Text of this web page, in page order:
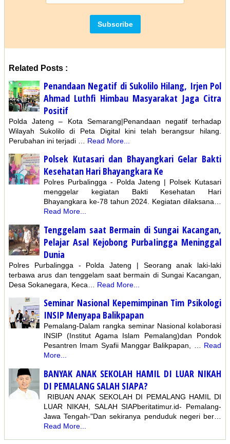
Related Posts :
Penandaan Negatif di Sukolilo Hilang, Irjen Pol
Ahmad Luthfi Himbau Masyarakat Jaga Citra
Positif
Polda Jateng – Kota Semarang|Penandaan negatif terhadap
Wilayah Sukolilo di Peta Digital kini telah berangsur hilang.
Perubahan ini terjadi …
Read More...
Polsek Kutasari dan Bhayangkari Gelar Bakti
Kesehatan Hari Bhayangkara Ke
Polres Purbalingga - Polda Jateng | Polsek Kutasari
menggelar kegiatan Bakti Kesehatan Hari
Bhayangkara ke-78 tahun 2024. Kegiatan dilaksana…
Read More...
Tenggelam saat Bermain di Sungai Kacangan,
Pelajar Asal Kejobong PurbaIingga Meninggal
Dunia
Polres Purbalingga - Polda Jateng | Seorang anak laki-laki
terbawa arus dan tenggelam saat bermain di Sungai Kacangan,
Desa Sokanegara, Keca…
Read More...
Seminar Nasional Kepemimpinan Tim Psikologi
INSIP Menyapa Balikpapan
Pemalang-Dalam rangka seminar Nasional kolaborasi
INSIP (Institut Agama Islam Pemalang)dan Pondok
Pesantren Imam Syafii Manggar Balikpapan, … Read
More...
BANYAK ANAK SEKOLAH HAMIL DI LUAR NIKAH
DI PEMALANG SALAH SIAPA?
RIBUAN ANAK SEKOLAH DI PEMALANG HAMIL DI
LUAR NIKAH, SALAH SIAPberitatimur.id- Pemalang-
Jawa Tengah-"Dan sekiranya penduduk negeri ber…
Read More...